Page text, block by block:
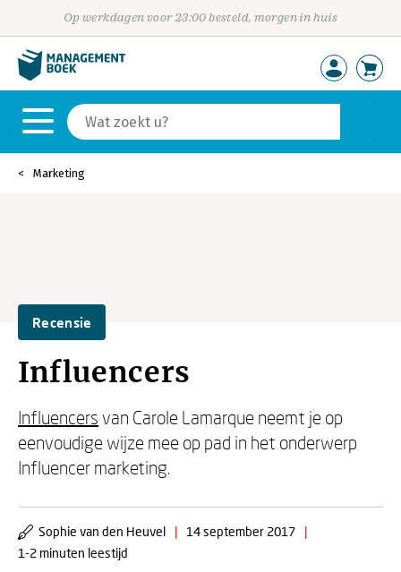
Op werkdagen voor 23:00 besteld, morgen in huis
Marketing
Recensie
Influencers
Influencers van Carole Lamarque neemt je op
eenvoudige wijze mee op pad in het onderwerp
Influencer marketing.
Sophie van den Heuvel | 14 september 2017
|
1-2 minuten leestijd